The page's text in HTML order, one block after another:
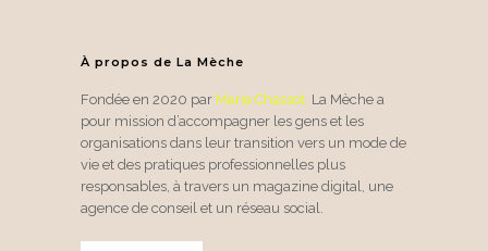
À propos de La Mèche
Fondée en 2020 par Marie Chassot, La Mèche a
pour mission d’accompagner les gens et les
organisations dans leur transition vers un mode de
vie et des pratiques professionnelles plus
responsables, à travers un magazine digital, une
agence de conseil et un réseau social.